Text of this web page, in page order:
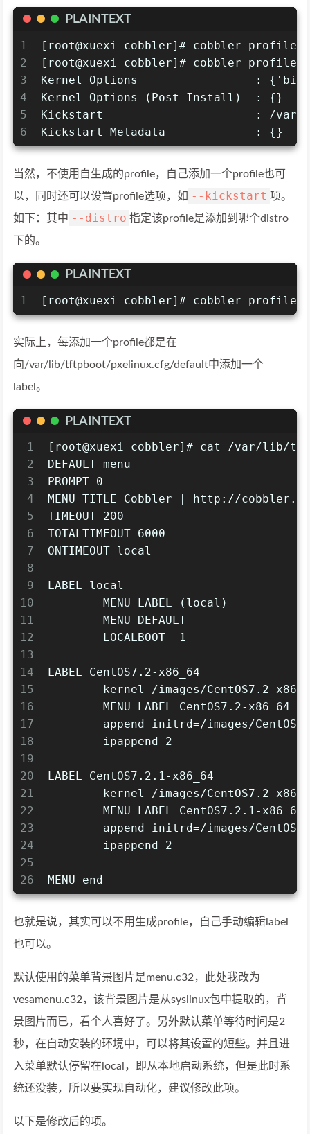
PLAINTEXT
1
2
3
4
5
6
[root@xuexi cobbler]# cobbler profile
[root@xuexi cobbler]#
Kernel Options                 :
Kernel Options (Post Install)  : {}
Kickstart                      : /var/lib/
Kickstart Metadata             : {}
当然，不使用自生成的profile，自己添加一个profile也可
以，同时还可以设置profile选项，如 --kickstart 项。
如下：其中 --distro 指定该profile是添加到哪个distro
下的。
PLAINTEXT
1
[root@xuexi cobbler]# cobbler profile
实际上，每添加一个profile都是在
向/var/lib/tftpboot/pxelinux.cfg/default中添加一个
label。
PLAINTEXT
1
2
3
4
5
6
7
8
9
10
11
12
13
14
15
16
17
18
19
20
21
22
23
24
25
26
[root@xuexi cobbler]# cat /var/
DEFAULT menu
PROMPT 0
MENU TITLE Cobbler | http://
TIMEOUT 200
TOTALTIMEOUT 6000
ONTIMEOUT local
LABEL local
        MENU LABEL (local)
        MENU DEFAULT
        LOCALBOOT -1
LABEL CentOS7.2-x86_64
kernel /images/CentOS7.2-
        MENU LABEL CentOS7.2-x86_64
append initrd=/images/
        ipappend 2
LABEL CentOS7.2.1-x86_64
kernel /images/CentOS7.2-
        MENU LABEL CentOS7.2.1-x86_64
append initrd=/images/
        ipappend 2
MENU end
也就是说，其实可以不用生成profile，自己手动编辑label
也可以。
默认使用的菜单背景图片是menu.c32，此处我改为
vesamenu.c32，该背景图片是从syslinux包中提取的，背
景图片而已，看个人喜好了。另外默认菜单等待时间是2
秒，在自动安装的环境中，可以将其设置的短些。并且进
入菜单默认停留在local，即从本地启动系统，但是此时系
统还没装，所以要实现自动化，建议修改此项。
以下是修改后的项。